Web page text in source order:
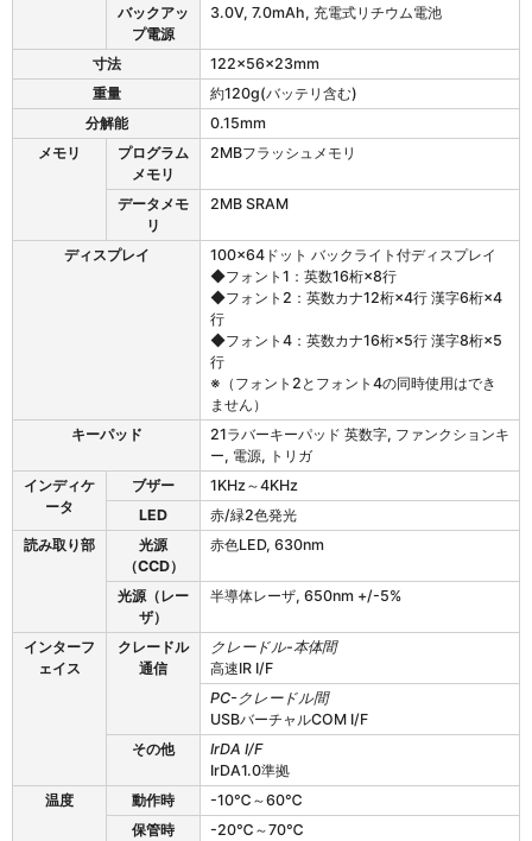
様
バックアッ
プ電源
3.0V, 7.0mAh, 充電式リチウム電池
寸法
122×56×23mm
重量
約120g(バッテリ含む)
分解能
0.15mm
メモリ
プログラム
メモリ
2MBフラッシュメモリ
データメモ
リ
2MB SRAM
ディスプレイ
100×64ドット バックライト付ディスプレイ
◆フォント1：英数16桁×8行
◆フォント2：英数カナ12桁×4行 漢字6桁×4
行
◆フォント4：英数カナ16桁×5行 漢字8桁×5
行
※（フォント2とフォント4の同時使用はでき
ません）
キーパッド
21ラバーキーパッド 英数字, ファンクションキ
ー, 電源, トリガ
インディケ
ータ
ブザー
1KHz～4KHz
LED
赤/緑2色発光
読み取り部
光源
（CCD）
赤色LED, 630nm
光源（レー
ザ）
半導体レーザ, 650nm +/-5%
インターフ
ェイス
クレードル
通信
クレードル-本体間
高速IR I/F
PC-クレードル間
USBバーチャルCOM I/F
その他
IrDA I/F
IrDA1.0準拠
温度
動作時
-10℃～60℃
保管時
-20℃～70℃